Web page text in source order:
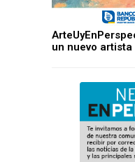
un nuevo